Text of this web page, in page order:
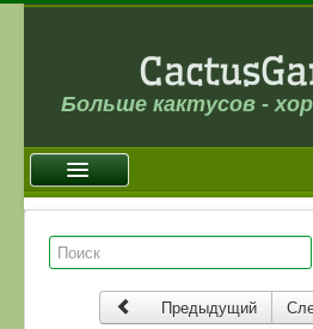
Больше кактусов -
Главная
Новости
Галерея
Предыдущий